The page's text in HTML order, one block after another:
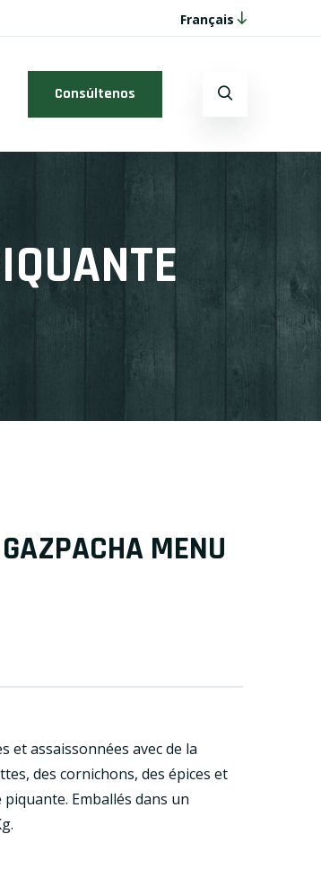
Français
Consúltenos
MENU
et assaissonnées avec de la
des cornichons, des épices et
Emballés dans un